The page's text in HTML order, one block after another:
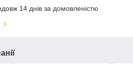
14 днів за домовленістю